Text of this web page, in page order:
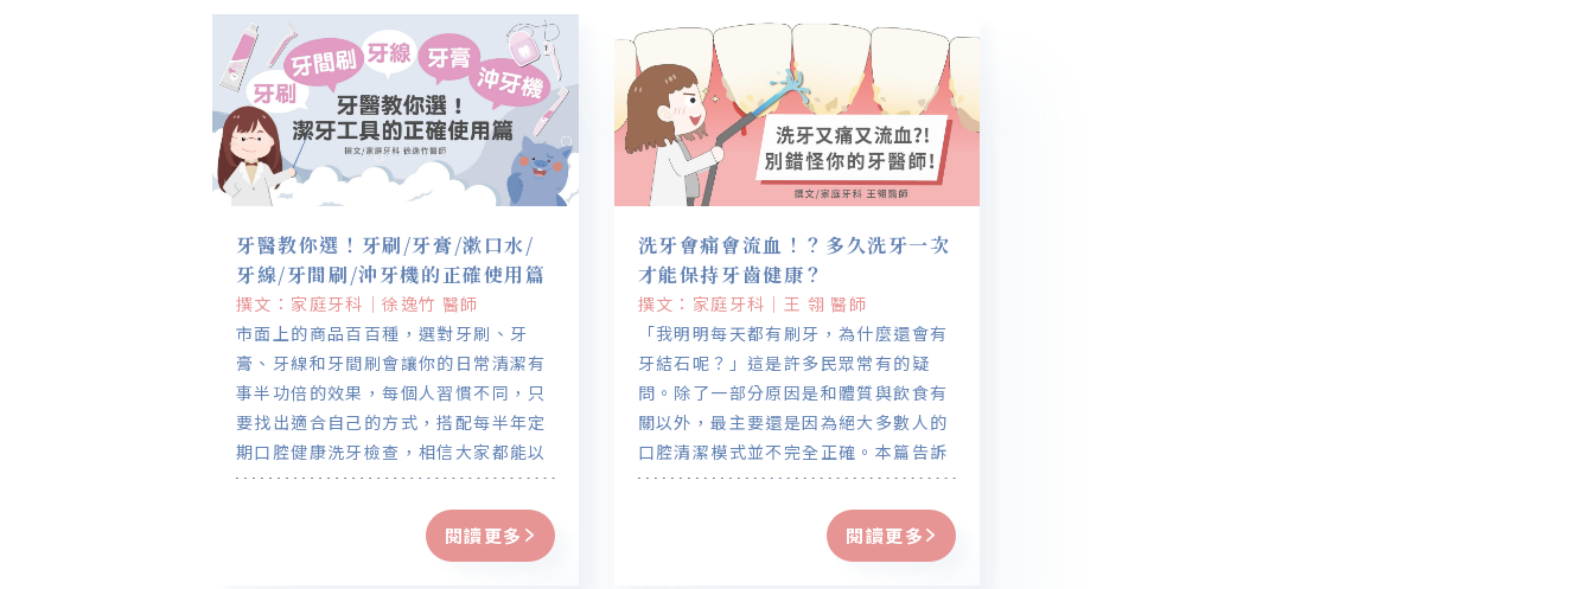
牙醫教你選！牙刷/牙膏/漱口水/
牙線/牙間刷/沖牙機的正確使用篇
撰文：家庭牙科｜徐逸竹 醫師
市面上的商品百百種，選對牙刷、牙
膏、牙線和牙間刷會讓你的日常清潔有
事半功倍的效果，每個人習慣不同，只
要找出適合自己的方式，搭配每半年定
期口腔健康洗牙檢查，相信大家都能以
輕鬆的心態看牙喔!
閱讀更多
洗牙會痛會流血！？多久洗牙一次
才能保持牙齒健康？
撰文：家庭牙科｜王 翎 醫師
「我明明每天都有刷牙，為什麼還會有
牙結石呢？」這是許多民眾常有的疑
問。除了一部分原因是和體質與飲食有
關以外，最主要還是因為絕大多數人的
口腔清潔模式並不完全正確。本篇告訴
你多久要洗牙一次，會痛會流血怎麼
辦？洗牙可不可以美白牙齒呢？
閱讀更多